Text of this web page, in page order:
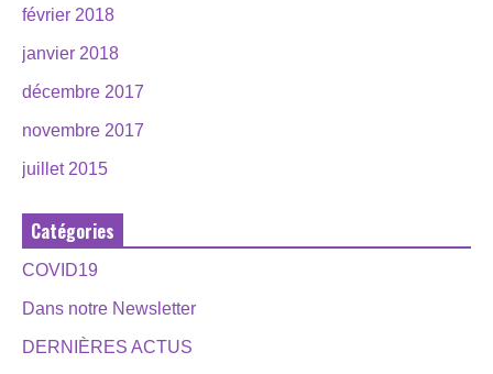
février 2018
janvier 2018
décembre 2017
novembre 2017
juillet 2015
Catégories
COVID19
Dans notre Newsletter
DERNIÈRES ACTUS